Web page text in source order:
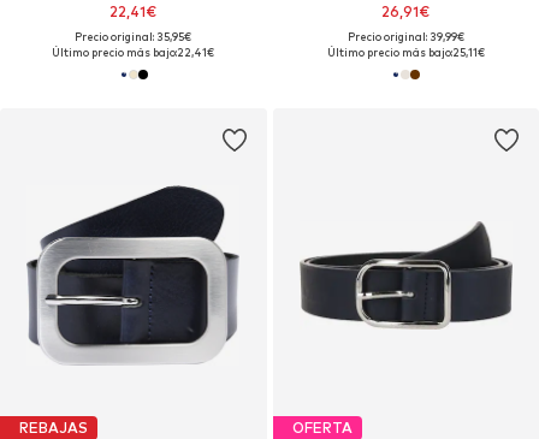
22,41€
Precio original: 35,95€
Último precio más bajo:22,41€
26,91€
Precio original: 39,99€
Último precio más bajo:25,11€
REBAJAS OFERTA